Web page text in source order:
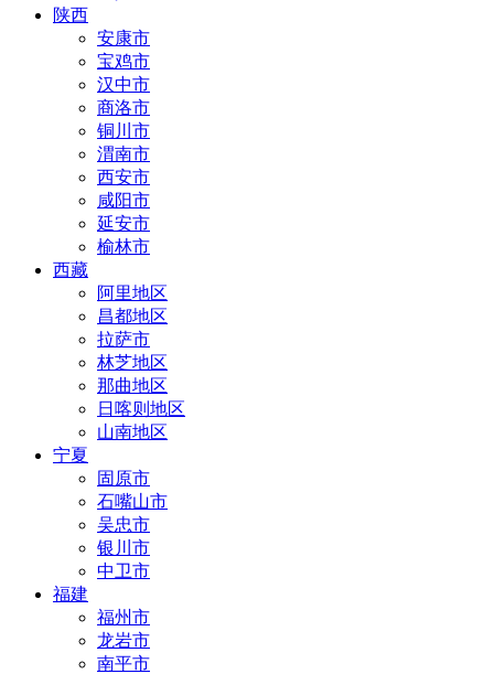
陕西
安康市
宝鸡市
汉中市
商洛市
铜川市
渭南市
西安市
咸阳市
延安市
榆林市
西藏
阿里地区
昌都地区
拉萨市
林芝地区
那曲地区
日喀则地区
山南地区
宁夏
固原市
石嘴山市
吴忠市
银川市
中卫市
福建
福州市
龙岩市
南平市